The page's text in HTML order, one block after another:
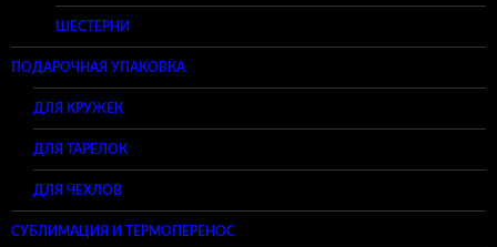
ШЕСТЕРНИ
ПОДАРОЧНАЯ УПАКОВКА
ДЛЯ КРУЖЕК
ДЛЯ ТАРЕЛОК
ДЛЯ ЧЕХЛОВ
СУБЛИМАЦИЯ И ТЕРМОПЕРЕНОС